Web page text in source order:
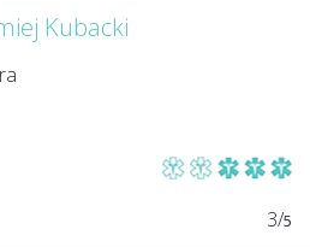
Kubacki
3/5